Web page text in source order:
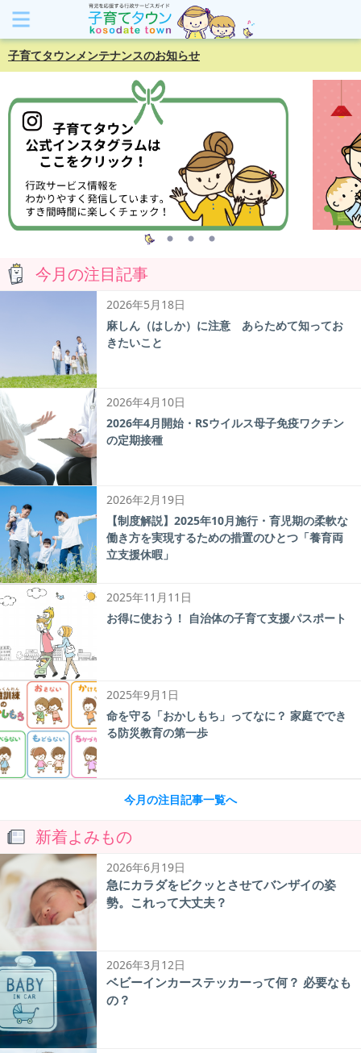
子育てタウンメンテナンスのお知らせ
今月の注目記事
2026年5月18日
麻しん（はしか）に注意 あらためて知ってお
きたいこと
2026年4月10日
2026年4月開始・RSウイルス母子免疫ワクチン
の定期接種
2026年2月19日
【制度解説】2025年10月施行・育児期の柔軟な
働き方を実現するための措置のひとつ「養育両
立支援休暇」
2025年11月11日
お得に使おう！ 自治体の子育て支援パスポート
2025年9月1日
命を守る「おかしもち」ってなに？ 家庭ででき
る防災教育の第一歩
今月の注目記事一覧へ
新着よみもの
2026年6月19日
急にカラダをビクッとさせてバンザイの姿
勢。これって大丈夫？
2026年3月12日
ベビーインカーステッカーって何？ 必要なも
の？